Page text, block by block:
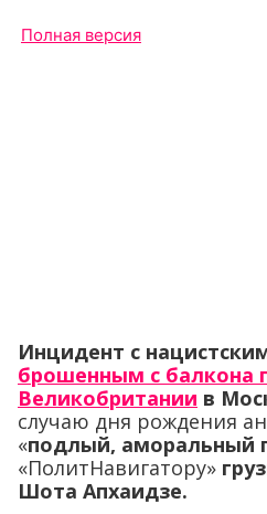
Полная версия
Инцидент с
брошенным с балкона
Великобритании в
случаю дня рождения
«подлый, аморальный
«ПолитНавигатору»
Шота Апхаидзе.